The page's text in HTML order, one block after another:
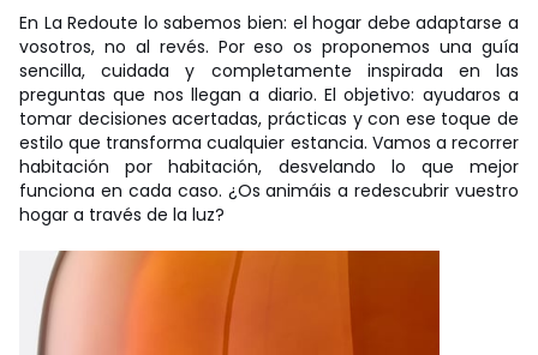
En La Redoute lo sabemos bien: el hogar debe adaptarse a
vosotros, no al revés. Por eso os proponemos una guía
sencilla, cuidada y completamente inspirada en las
preguntas que nos llegan a diario. El objetivo: ayudaros a
tomar decisiones acertadas, prácticas y con ese toque de
estilo que transforma cualquier estancia. Vamos a recorrer
habitación por habitación, desvelando lo que mejor
funciona en cada caso. ¿Os animáis a redescubrir vuestro
hogar a través de la luz?